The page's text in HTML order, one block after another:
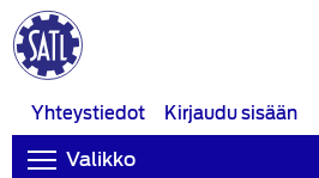
Yhteystiedot
Kirjaudu sisään
Valikko